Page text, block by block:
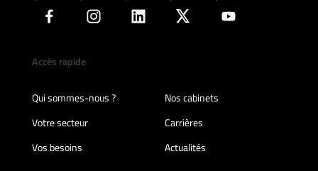
Accès rapide
Qui sommes-nous ?
Nos cabinets
Votre secteur
Carrières
Vos besoins
Actualités